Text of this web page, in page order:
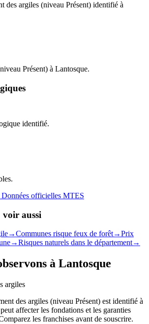
des argiles (niveau Présent) identifié à
Présent) à Lantosque.
identifié.
Données officielles MTES
voir aussi
→Communes risque feux de forêt→Prix
→Risques naturels dans le département→
à Lantosque
argiles
des argiles (niveau Présent) est identifié à
affecter les fondations et les garanties
les franchises avant de souscrire.